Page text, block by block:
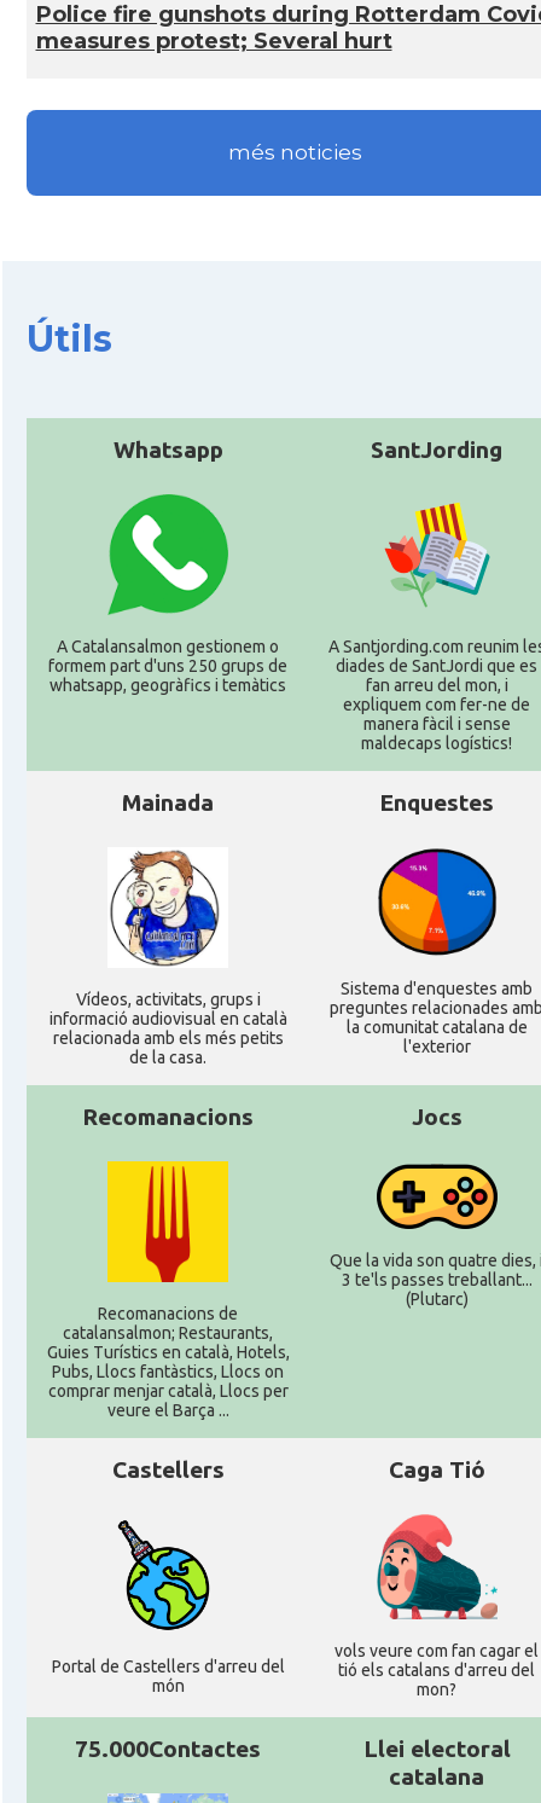
Police fire gunshots during Rotterdam
measures protest; Several hurt
més noticies
Útils
Whatsapp
A Catalansalmon gestionem o
formem part d'uns 250 grups de
whatsapp, geogràfics i temàtics
SantJording
A Santjording.com reunim
diades de SantJordi que es
fan arreu del mon, i
expliquem com fer-ne de
manera fàcil i sense
maldecaps logí­stics!
Mainada
Ví­deos, activitats, grups i
informació audiovisual en català
relacionada amb els més petits
de la casa.
Enquestes
Sistema d'enquestes amb
preguntes relacionades
la comunitat catalana de
l'exterior
Recomanacions
Recomanacions de
catalansalmon; Restaurants,
Guies Turístics en català, Hotels,
Pubs, Llocs fantàstics, Llocs on
comprar menjar català, Llocs per
veure el Barça ...
Jocs
Que la vida son quatre dies,
3 te'ls passes treballant...
(Plutarc)
Castellers
Portal de Castellers d'arreu del
món
Caga Tió
vols veure com fan cagar el
tió els catalans d'arreu del
mon?
75.000Contactes
Llei electoral
catalana